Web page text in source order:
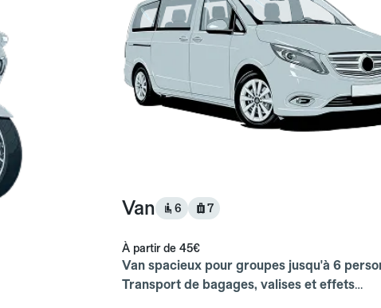
Van 6 7
À partir de 45€
Van spacieux pour groupes jusqu'à 6
Transport de bagages, valises et effets